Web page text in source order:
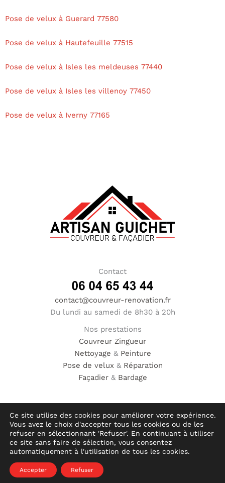
Pose de velux à Guerard 77580
Pose de velux à Hautefeuille 77515
Pose de velux à Isles les meldeuses 77440
Pose de velux à Isles les villenoy 77450
Pose de velux à Iverny 77165
Contact
contact@couvreur-renovation.fr
Du lundi au samedi de 8h30 à 20h
Nos prestations
Couvreur Zingueur
Nettoyage & Peinture
Pose de velux& Réparation
Façadier& Bardage
© Hauméa Digital | Tous droits réservés
Mentions légales
Ce site utilise des cookies pour améliorer votre expérience.
Vous avez le choix d'accepter tous les cookies ou de les
refuser en sélectionnant 'Refuser'. En continuant à utiliser
ce site sans faire de sélection, vous consentez
automatiquement à l'utilisation de tous les cookies.
Accepter Refuser